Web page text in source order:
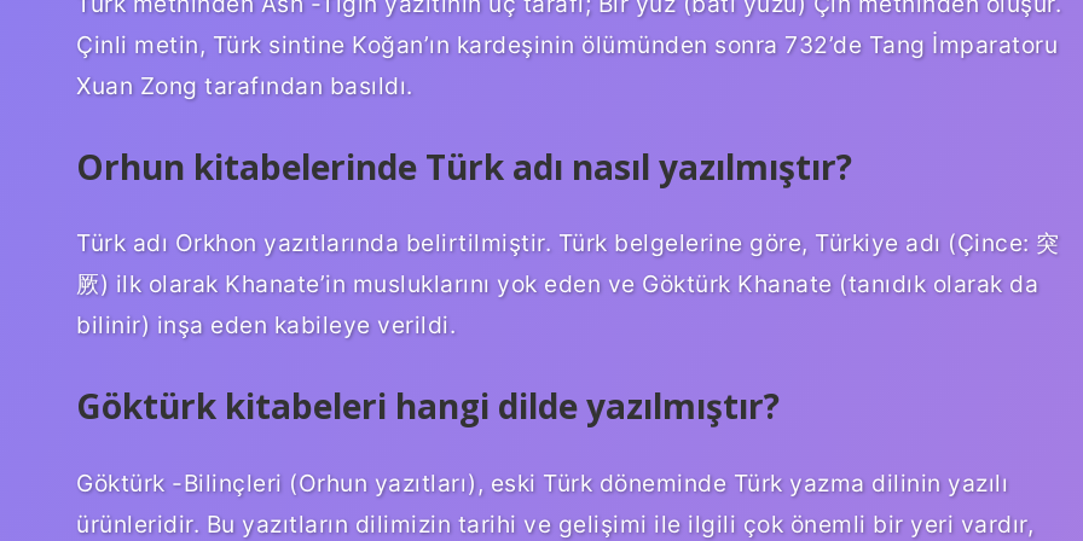
Çinli metin, Türk sintine Koğan’ın kardeşinin ölümünden sonra 732’de Tang İmparatoru
Xuan Zong tarafından basıldı.
Orhun kitabelerinde Türk adı nasıl yazılmıştır?
Türk adı Orkhon yazıtlarında belirtilmiştir. Türk belgelerine göre, Türkiye adı (Çince: 突
厥) ilk olarak Khanate’in musluklarını yok eden ve Göktürk Khanate (tanıdık olarak da
bilinir) inşa eden kabileye verildi.
Göktürk kitabeleri hangi dilde yazılmıştır?
Göktürk -Bilinçleri (Orhun yazıtları), eski Türk döneminde Türk yazma dilinin yazılı
ürünleridir. Bu yazıtların dilimizin tarihi ve gelişimi ile ilgili çok önemli bir yeri vardır,